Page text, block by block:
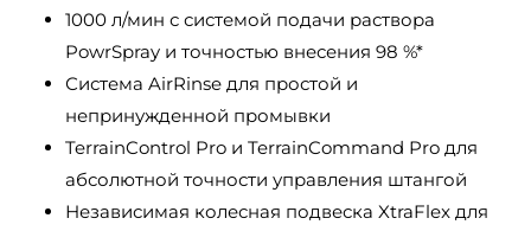
1000 л/мин с системой подачи раствора
PowrSpray и точностью внесения 98 %*
Система AirRinse для простой и
непринужденной промывки
TerrainControl Pro и TerrainCommand Pro для
абсолютной точности управления штангой
Независимая колесная подвеска XtraFlex для